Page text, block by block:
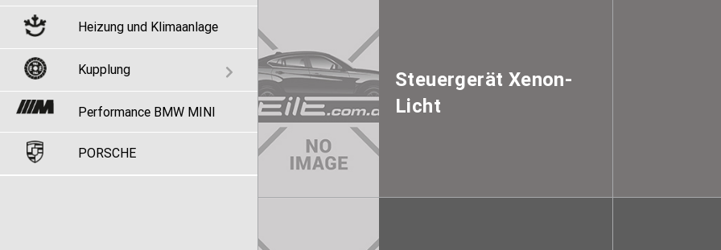
Heizung und Klimaanlage
Kupplung
Performance BMW MINI
PORSCHE
Steuergerät Xenon-
Licht